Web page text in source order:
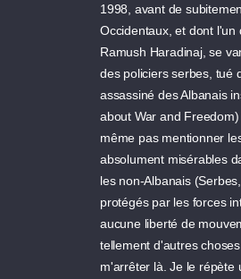
1998, avant de
Occidentaux, et dont l'un
Ramush Haradinaj, se
des policiers serbes, tué
assassiné des Albanais
about War and
même pas mentionner
absolument misérables
les non-Albanais
protégés par les forces
aucune liberté de
tellement d'autres
m'arrêter là. Je le répète